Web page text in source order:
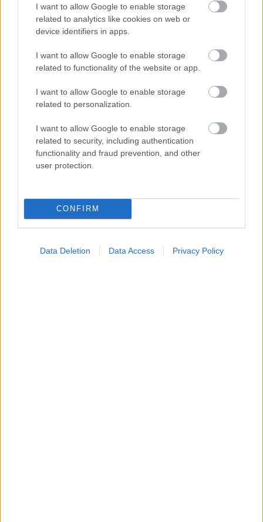
I want to allow Google to enable storage
related to analytics like cookies on web or
device identifiers in apps.
I want to allow Google to enable storage
related to functionality of the website or app.
I want to allow Google to enable storage
related to personalization.
I want to allow Google to enable storage
related to security, including authentication
functionality and fraud prevention, and other
user protection.
CONFIRM
Data Deletion Data Access Privacy Policy